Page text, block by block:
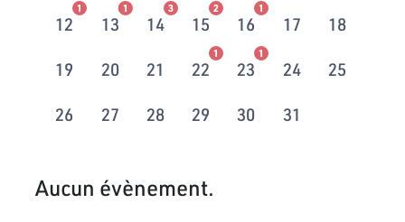
12
1
13
1
14
3
15
2
16
1
17 18
19 20 21 22
1
23
1
24 25
26 27 28 29 30 31
Aucun évènement.